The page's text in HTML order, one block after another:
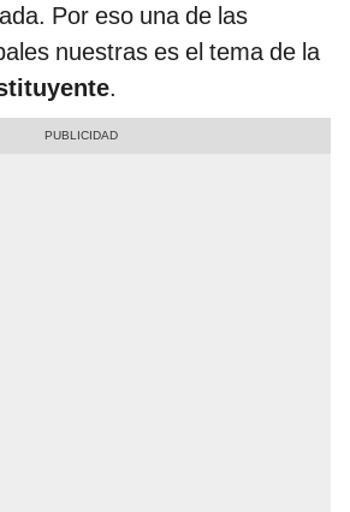
Por eso una de las
nuestras es el tema de la
.